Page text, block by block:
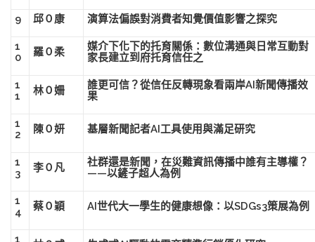
9 邱０康 演算法偏誤對消費者知覺價值影響之探究
1
0
羅０柔
媒介下化下的托育關係：數位溝通與日常互動對
家長建立到府托育信任之
1
1
林０姍
誰更可信？從信任反轉現象看兩岸AI新聞傳播效
果
1
2
陳０妍 基層新聞記者AI工具使用與滿足研究
1
3
李０凡
社群還是新聞，在災難資訊傳播中誰有主導權？
——以鏟子超人為例
1
4
蔡０穎 AI世代大一學生的健康想像：以SDGs3策展為例
1